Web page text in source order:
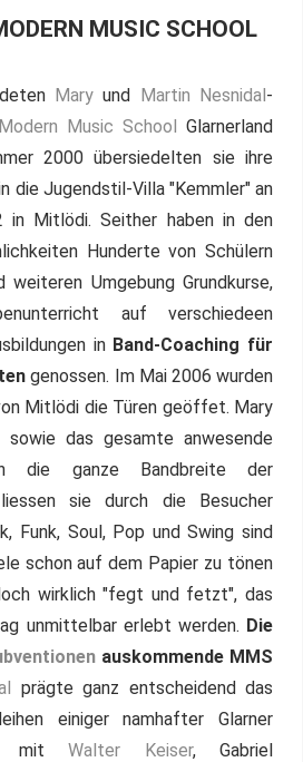
MUSIC SCHOOL
Mary und Martin Nesnidal-
Modern Music SchoolGlarnerland
2000 übersiedelten sie ihre
die Jugendstil-Villa "Kemmler" an
in Mitlödi. Seither haben in den
Hunderte von Schülern
weiteren Umgebung Grundkurse,
auf verschiedeen
in Band-Coaching für
genossen. Im Mai 2006 wurden
Mitlödi die Türen geöffet. Mary
sowie das gesamte anwesende
die ganze Bandbreite der
sie durch die Besucher
Funk, Soul, Pop und Swing sind
schon auf dem Papier zu tönen
wirklich "fegt und fetzt", das
unmittelbar erlebt werden. Die
auskommende MMS
prägte ganz entscheidend das
einiger namhafter Glarner
mitWalter Keiser, Gabriel